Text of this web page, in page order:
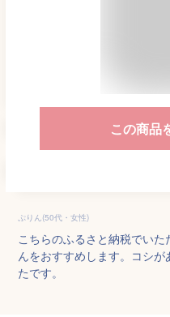
この商品
ぷりん(50代・女性)
こちらのふるさと納税でい
んをおすすめします。コシ
たです。